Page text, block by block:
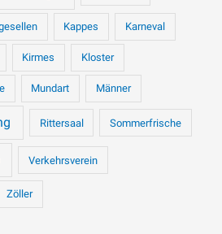
Kappes Karneval
Kirmes Kloster
Mundart Männer
Rittersaal Sommerfrische
Verkehrsverein
Zöller